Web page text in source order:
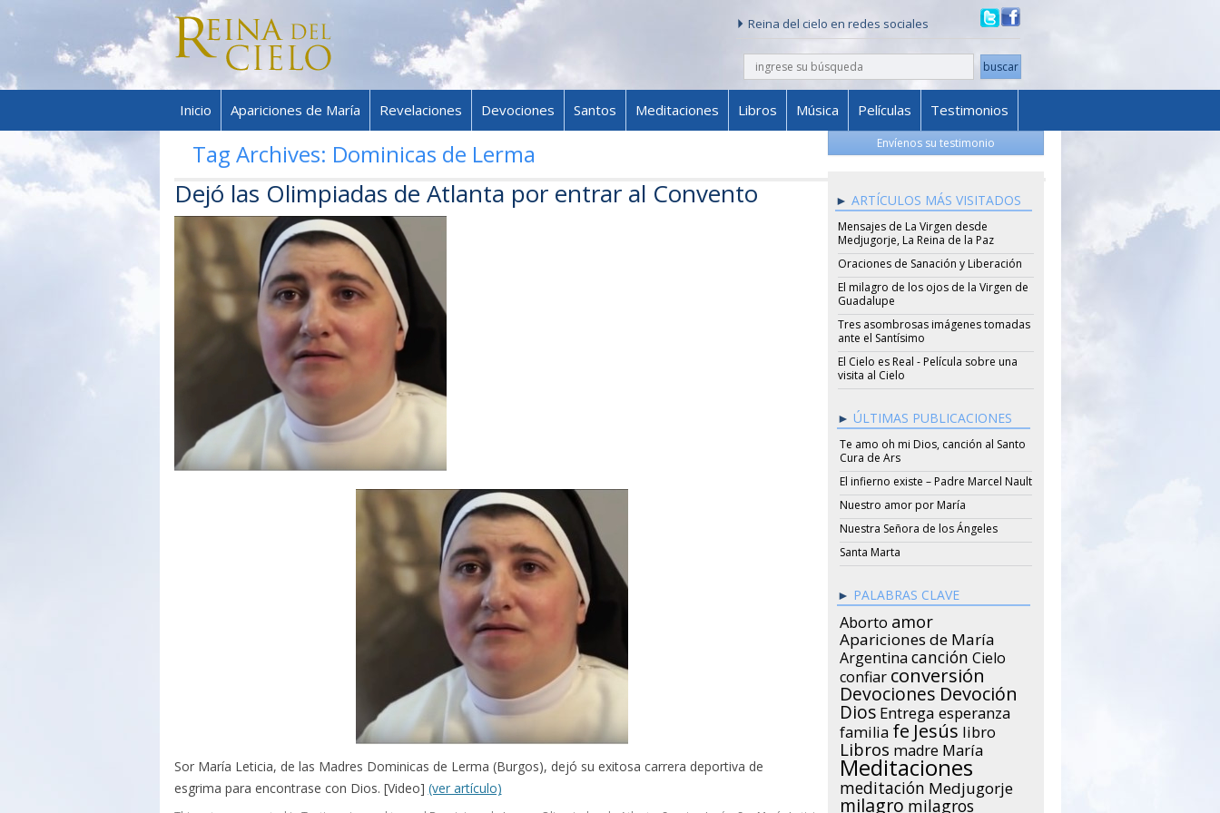
Reina del cielo en redes sociales
buscar
Skip to content
Inicio Apariciones de María Revelaciones Devociones Santos Meditaciones Libros Música Películas Testimonios
Tag Archives: Dominicas de Lerma
Dejó las Olimpiadas de Atlanta por entrar al Convento
Sor María Leticia, de las Madres Dominicas de Lerma (Burgos), dejó su exitosa carrera deportiva de
esgrima para encontrase con Dios. [Video] (ver artículo)
Envíenos su testimonio
ARTÍCULOS MÁS VISITADOS
Mensajes de La Virgen desde
Medjugorje, La Reina de la Paz
Oraciones de Sanación y Liberación
El milagro de los ojos de la Virgen de
Guadalupe
Tres asombrosas imágenes tomadas
ante el Santísimo
El Cielo es Real - Película sobre una
visita al Cielo
ÚLTIMAS PUBLICACIONES
Te amo oh mi Dios, canción al Santo
Cura de Ars
El infierno existe – Padre Marcel Nault
Nuestro amor por María
Nuestra Señora de los Ángeles
Santa Marta
PALABRAS CLAVE
Aborto amor
Apariciones de María
Argentina canción Cielo
confiar conversión
Devociones Devoción
Dios Entrega esperanza
familia fe Jesús libro
Libros madre María
Meditaciones
meditación Medjugorje
milagro milagros